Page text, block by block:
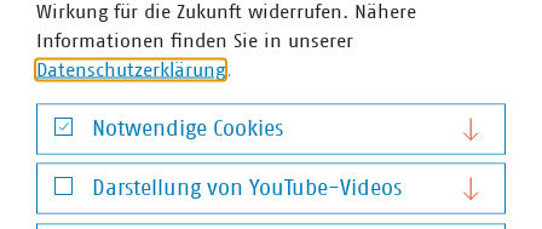
Karsten Loth
Fachausschuss-Vorsitzender
karsten.loth(at)asr-chemnitz(dot)de
Wirkung für die Zukunft widerrufen. Nähere
Informationen finden Sie in unserer
Datenschutzerklärung
Notwendige Cookies
Notwendige Cookies
Darstellung von YouTube-Videos
Darstellung von YouTube-Videos